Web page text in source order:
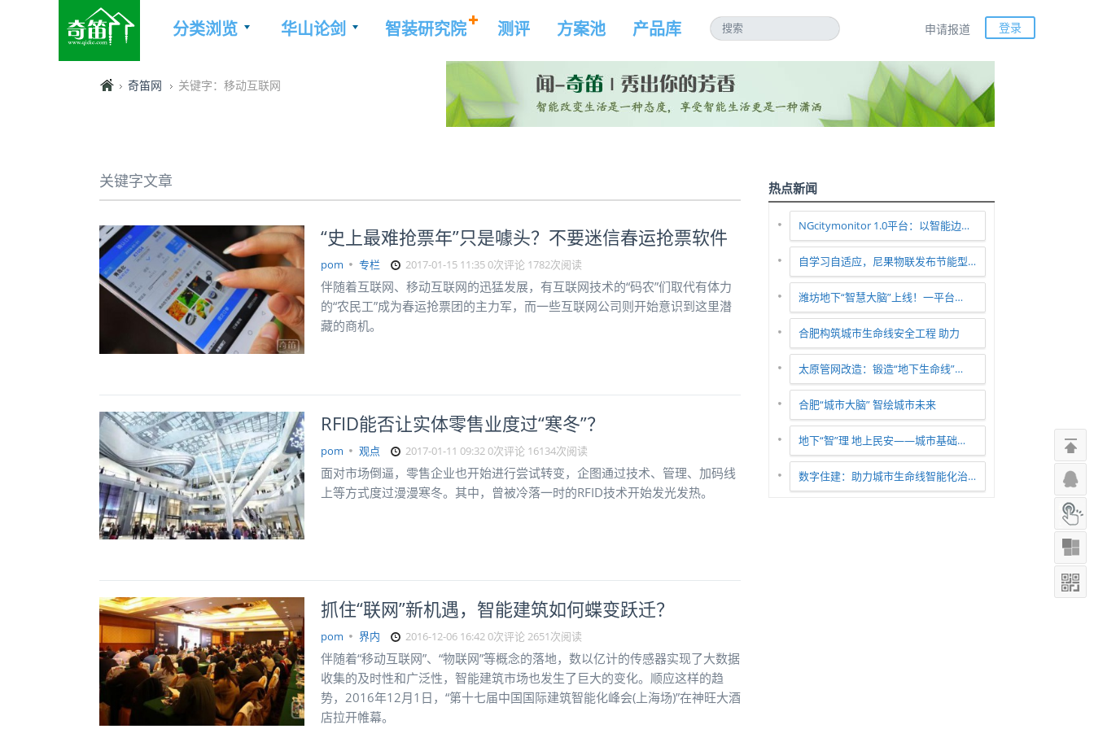
分类浏览 华山论剑 智装研究院 测评 方案池 产品库 申请报道 登录
奇笛网 关键字：移动互联网
关键字文章
“史上最难抢票年”只是噱头？不要迷信春运抢票软件
pom 专栏 2017-01-15 11:350次评论 1782次阅读
伴随着互联网、移动互联网的迅猛发展，有互联网技术的“码农”们取代有体力
的“农民工”成为春运抢票团的主力军，而一些互联网公司则开始意识到这里潜
藏的商机。
RFID能否让实体零售业度过“寒冬”？
pom 观点 2017-01-11 09:32 0次评论 16134次阅读
面对市场倒逼，零售企业也开始进行尝试转变，企图通过技术、管理、加码线
上等方式度过漫漫寒冬。其中，曾被冷落一时的RFID技术开始发光发热。
抓住“联网”新机遇，智能建筑如何蝶变跃迁？
pom 界内 2016-12-06 16:420次评论2651次阅读
伴随着“移动互联网”、“物联网”等概念的落地，数以亿计的传感器实现了大数据
收集的及时性和广泛性，智能建筑市场也发生了巨大的变化。顺应这样的趋
势，2016年12月1日，“第十七届中国国际建筑智能化峰会(上海场)”在神旺大酒
店拉开帷幕。
热点新闻
NGcitymonitor 1.0平台：以智能边…
自学习自适应，尼果物联发布节能型…
潍坊地下“智慧大脑”上线！一平台…
合肥构筑城市生命线安全工程 助力
智…
太原管网改造：锻造“地下生命线”…
合肥“城市大脑” 智绘城市未来
地下“智”理 地上民安——城市基础…
数字住建：助力城市生命线智能化治…